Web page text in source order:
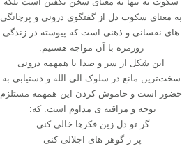
به معنای سکوت دل از گفتگوی درونی و ‌پرچانگی
های نفسانی و ذهنی است که پیوسته در زندگی
روزمره با آن مواجه هستیم.
این شکل از سر و صدا یا همهمه‌ درونی
سخت‌ترین مانع در سلوک الی الله و دستیابی به
حضور است و خاموش کردن این همهمه مستلزم
توجه و مراقبه ی مداوم است. که:
گر تو دل زین فکرها خالی کنی
پر ز گوهر های اجلالی کنی